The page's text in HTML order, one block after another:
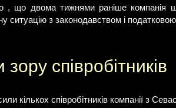
, що двома тижнями раніше компанія
ситуацію з законодавством і
зору співробітників
кількох співробітників компанії з